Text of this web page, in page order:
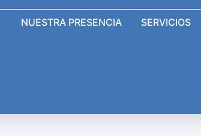
NUESTRA PRESENCIA SERVICIOS